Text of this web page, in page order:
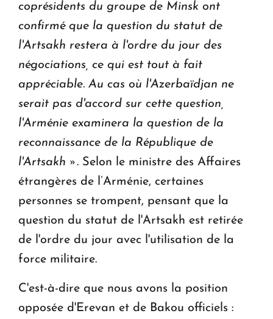
coprésidents du groupe de Minsk ont
confirmé que la question du statut de
l'Artsakh restera à l'ordre du jour des
négociations, ce qui est tout à fait
appréciable. Au cas où l'Azerbaïdjan ne
serait pas d'accord sur cette question,
l'Arménie examinera la question de la
reconnaissance de la République de
l'Artsakh ». Selon le ministre des Affaires
étrangères de l’Arménie, certaines
personnes se trompent, pensant que la
question du statut de l'Artsakh est retirée
de l'ordre du jour avec l'utilisation de la
force militaire.
C'est-à-dire que nous avons la position
opposée d'Erevan et de Bakou officiels :